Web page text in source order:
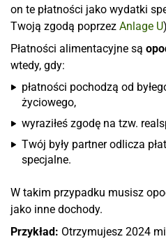
on te płatności jako wydatki
Twoją zgodą poprzez Anlage U
Płatności alimentacyjne są
wtedy, gdy:
płatności pochodzą od
życiowego,
wyraziłeś zgodę na tzw.
Twój były partner odlicza
specjalne.
W takim przypadku musisz
jako inne dochody.
Przykład: Otrzymujesz 2024